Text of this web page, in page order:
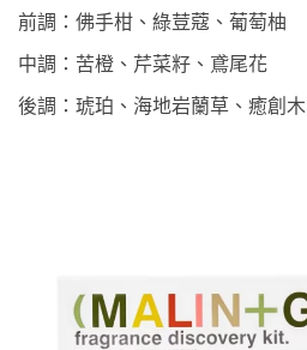
前調：佛手柑、綠荳蔻、葡萄柚
中調：苦橙、芹菜籽、鳶尾花
後調：琥珀、海地岩蘭草、癒創木